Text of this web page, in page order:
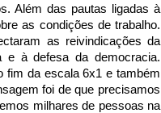
Além das pautas ligadas à
as condições de trabalho.
as reivindicações da
e à defesa da democracia.
fim da escala 6x1 e também
foi de que precisamos
milhares de pessoas na